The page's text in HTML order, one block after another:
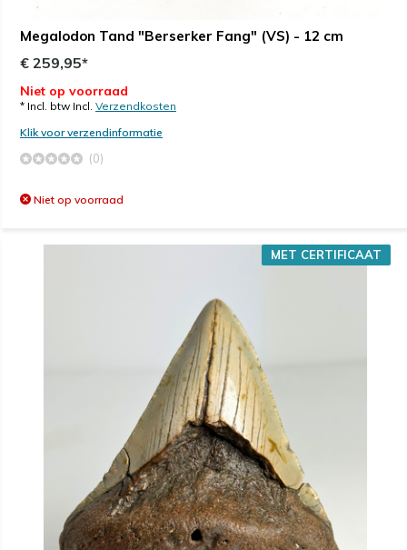
Megalodon Tand "Berserker Fang" (VS) - 12 cm
€ 259,95*
Niet op voorraad
* Incl. btw Incl. Verzendkosten
Klik voor verzendinformatie
(0)
Niet op voorraad
MET CERTIFICAAT